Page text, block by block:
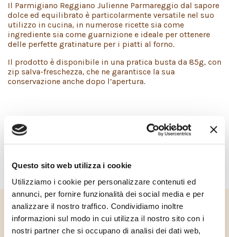
Questo sito web utilizza i cookie
Utilizziamo i cookie per personalizzare contenuti ed
annunci, per fornire funzionalità dei social media e per
analizzare il nostro traffico. Condividiamo inoltre
informazioni sul modo in cui utilizza il nostro sito con i
nostri partner che si occupano di analisi dei dati web,
INGREDIENTI
Latte, sale, caglio.
Il Parmigiano Reggiano Julienne Parmareggio dal sapore
dolce ed equilibrato è particolarmente versatile nel suo
utilizzo in cucina, in numerose ricette sia come
ingrediente sia come guarnizione e ideale per ottenere
delle perfette gratinature per i piatti al forno.
Il prodotto è disponibile in una pratica busta da 85g, con
zip salva-freschezza, che ne garantisce la sua
conservazione anche dopo l’apertura.
FORMATI